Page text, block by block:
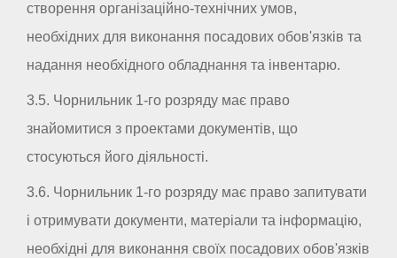
створення організаційно-технічних умов,
необхідних для виконання посадових обов'язків та
надання необхідного обладнання та інвентарю.
3.5. Чорнильник 1-го розряду має право
знайомитися з проектами документів, що
стосуються його діяльності.
3.6. Чорнильник 1-го розряду має право запитувати
і отримувати документи, матеріали та інформацію,
необхідні для виконання своїх посадових обов'язків